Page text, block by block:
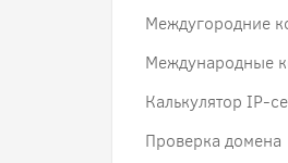
Междугородние
Международные
Калькулятор IP-
Проверка домена